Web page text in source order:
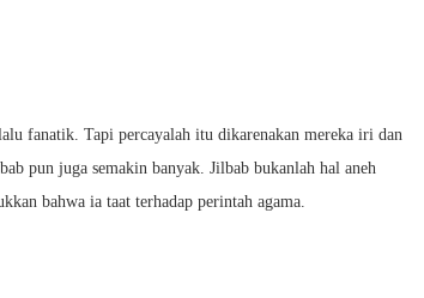
fanatik. Tapi percayalah itu dikarenakan mereka iri dan
pun juga semakin banyak. Jilbab bukanlah hal aneh
bahwa ia taat terhadap perintah agama.